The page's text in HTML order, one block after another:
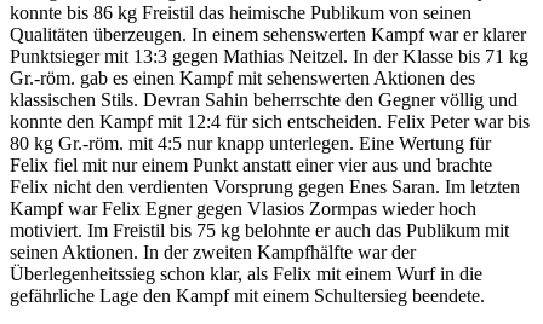
konnte bis 86 kg Freistil das heimische Publikum von seinen
Qualitäten überzeugen. In einem sehenswerten Kampf war er klarer
Punktsieger mit 13:3 gegen Mathias Neitzel. In der Klasse bis 71 kg
Gr.-röm. gab es einen Kampf mit sehenswerten Aktionen des
klassischen Stils. Devran Sahin beherrschte den Gegner völlig und
konnte den Kampf mit 12:4 für sich entscheiden. Felix Peter war bis
80 kg Gr.-röm. mit 4:5 nur knapp unterlegen. Eine Wertung für
Felix fiel mit nur einem Punkt anstatt einer vier aus und brachte
Felix nicht den verdienten Vorsprung gegen Enes Saran. Im letzten
Kampf war Felix Egner gegen Vlasios Zormpas wieder hoch
motiviert. Im Freistil bis 75 kg belohnte er auch das Publikum mit
seinen Aktionen. In der zweiten Kampfhälfte war der
Überlegenheitssieg schon klar, als Felix mit einem Wurf in die
gefährliche Lage den Kampf mit einem Schultersieg beendete.